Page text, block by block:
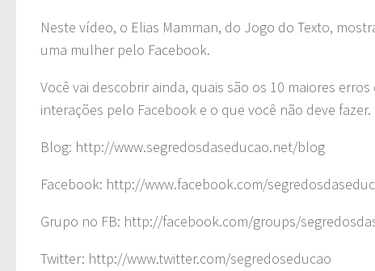
Neste vídeo, o Elias Mamman, do Jogo do Texto,
uma mulher pelo Facebook.
Você vai descobrir ainda, quais são os 10 maiores
interações pelo Facebook e o que você não deve fazer.
Blog: http://www.segredosdaseducao.net/blog
Facebook: http://www.facebook.com/
Grupo no FB: http://facebook.com/groups/
Twitter: http://www.twitter.com/segredoseducao